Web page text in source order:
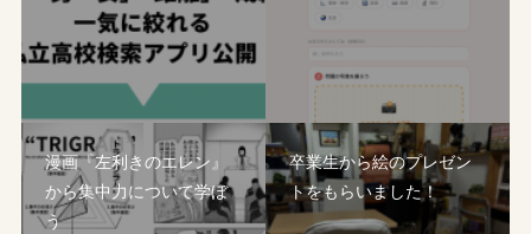
漫画『左利きのエレン』
から集中力について学ぼ
う
卒業生から絵のプレゼン
トをもらいました！